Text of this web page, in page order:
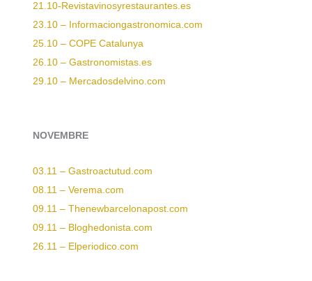
21.10-Revistavinosyrestaurantes.es
23.10 – Informaciongastronomica.com
25.10 – COPE Catalunya
26.10 – Gastronomistas.es
29.10 – Mercadosdelvino.com
NOVEMBRE
03.11 – Gastroactutud.com
08.11 – Verema.com
09.11 – Thenewbarcelonapost.com
09.11 – Bloghedonista.com
26.11 – Elperiodico.com